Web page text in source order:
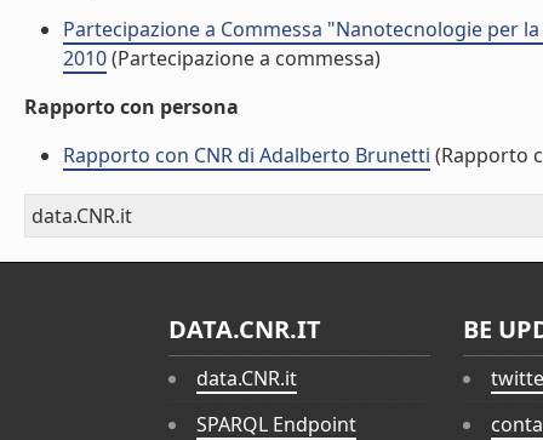
Partecipazione a Commessa "Nanotecnologie per
2010(Partecipazione a commessa)
Rapporto con persona
Rapporto con CNR di Adalberto Brunetti (Rapporto
data.CNR.it
DATA.CNR.IT
data.CNR.it
SPARQL Endpoint
BE